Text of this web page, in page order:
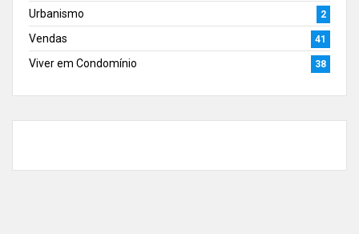
Urbanismo 2
Vendas 41
Viver em Condomínio 38